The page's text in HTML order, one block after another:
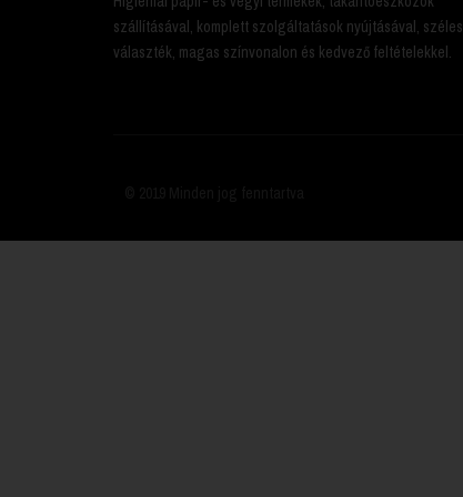
szállításával, komplett szolgáltatások nyújtásával, széles
választék, magas színvonalon és kedvező feltételekkel.